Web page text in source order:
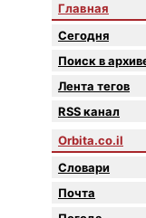
Главная
Сегодня
Поиск в
Лента тегов
RSS канал
Orbita.co.il
Словари
Почта